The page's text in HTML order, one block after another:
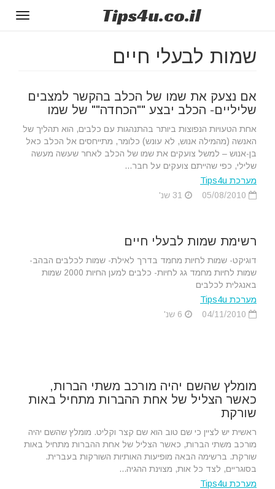
Tips4u.co.il
שמות לבעלי חיים
אם נצעק את שמו של הכלב בהקשר למצבים
שליליים- הכלב יבצע ""הכחדה"" של שמו
אחת הטעויות הנפוצות ביותר בהתנהגות עם כלבים, הוא תהליך של
האנשה (מהמילה אנוש, לא עונש) כלומר, מתייחסים אל הכלב כאל
בן-אנוש – למשל צועקים את שמו של הכלב לאחר שעשה מעשה
שלילי, כפי שהייתם צועקים על חבר...
מערכת Tips4u
רשימת שמות לבעלי חיים
דוגיקט- שמות לחיות מחמד בדרך לאילת- שמות לכלבים הבהב-
שמות לחיות מחמד גג לחיות- כלבים למען החיות 2000 שמות
באנגלית לכלבים
מערכת Tips4u
מומלץ שהשם יהיה מורכב משתי הברות,
כאשר הצליל של אחת ההברות מתחיל באות
שורקת
ראשית יש לציין כי שם טוב הוא שם קצר וקליט. מומלץ שהשם יהיה
מורכב משתי הברות, כאשר הצליל של אחת ההברות מתחיל באות
שורקת. ברשימה הבאה מופיעות האותיות השורקות בעברית.
בסוגריים, לצד כל אות, מצוינת ההגיה...
מערכת Tips4u